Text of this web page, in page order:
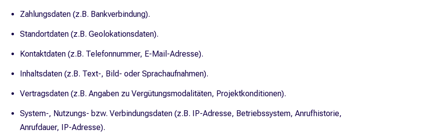
Zahlungsdaten (z.B. Bankverbindung).
Standortdaten (z.B. Geolokationsdaten).
Kontaktdaten (z.B. Telefonnummer, E-Mail-Adresse).
Inhaltsdaten (z.B. Text-, Bild- oder Sprachaufnahmen).
Vertragsdaten (z.B. Angaben zu Vergütungsmodalitäten, Projektkonditionen).
System-, Nutzungs- bzw. Verbindungsdaten (z.B. IP-Adresse, Betriebssystem, Anrufhistorie,
Anrufdauer, IP-Adresse).